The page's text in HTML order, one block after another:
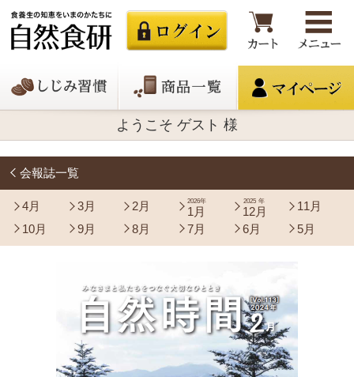
ようこそ ゲスト 様
会報誌一覧
4月 3月 2月 1月
2026年
12月
2025年
11月
10月
9月 8月 7月 6月 5月